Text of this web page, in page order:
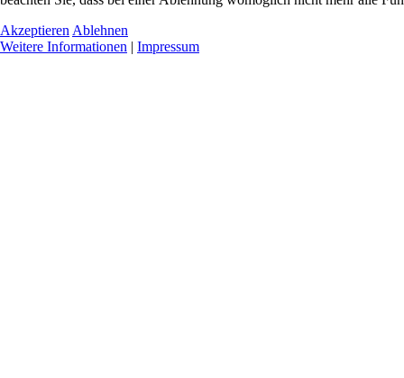
Akzeptieren Ablehnen
Weitere Informationen | Impressum